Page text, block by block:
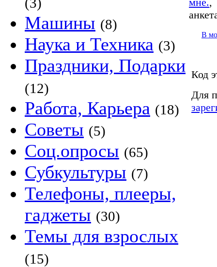
Машины (8)
Наука и Техника (3)
Праздники, Подарки
(12)
Работа, Карьера (18)
Советы (5)
Соц.опросы (65)
Субкультуры (7)
Телефоны, плееры,
гаджеты (30)
Темы для взрослых
(15)
В
Код
Для